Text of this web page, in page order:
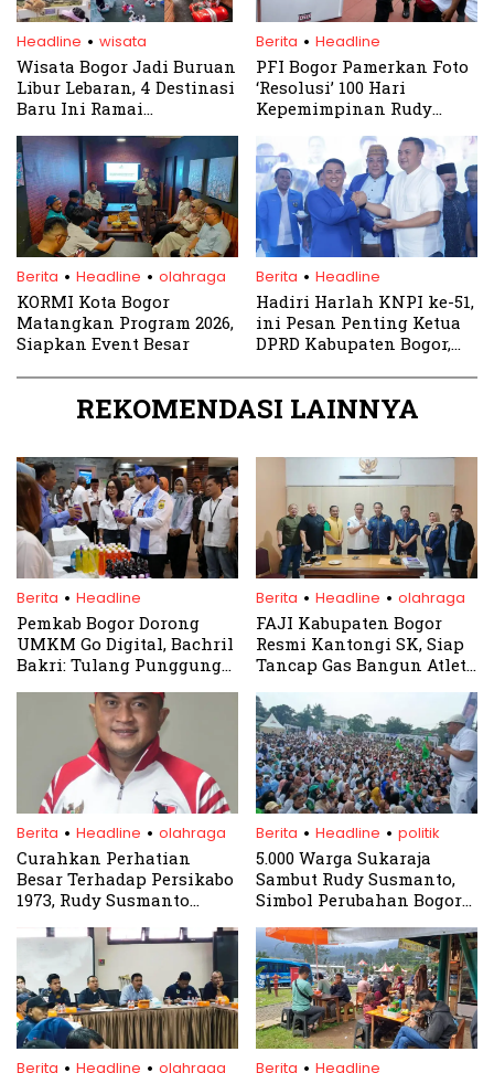
Headline . wisata
Wisata Bogor Jadi Buruan
Libur Lebaran, 4 Destinasi
Baru Ini Ramai
Berita . Headline
PFI Bogor Pamerkan Foto
‘Resolusi’ 100 Hari
Kepemimpinan Rudy
Berita . Headline . olahraga
KORMI Kota Bogor
Matangkan Program 2026,
Siapkan Event Besar
Berita . Headline
Hadiri Harlah KNPI ke-51,
ini Pesan Penting Ketua
DPRD Kabupaten Bogor,
REKOMENDASI LAINNYA
Berita . Headline
Pemkab Bogor Dorong
UMKM Go Digital, Bachril
Bakri: Tulang Punggung
Naik Kelas
Berita . Headline . olahraga
FAJI Kabupaten Bogor
Resmi Kantongi SK, Siap
Tancap Gas Bangun Atlet
Berita . Headline . olahraga
Curahkan Perhatian
Besar Terhadap Persikabo
1973, Rudy Susmanto
Berita . Headline . politik
5.000 Warga Sukaraja
Sambut Rudy Susmanto,
Simbol Perubahan Bogor
Berita . Headline . olahraga Berita . Headline